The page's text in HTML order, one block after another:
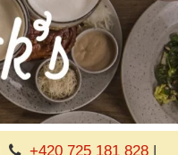
+420 725 181 828 |